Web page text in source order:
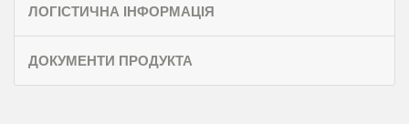
ЛОГІСТИЧНА ІНФОРМАЦІЯ
ДОКУМЕНТИ ПРОДУКТА